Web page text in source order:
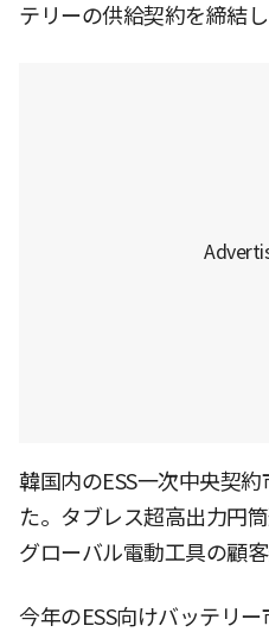
テリーの供給契約を締結し
韓国内のESS一次中央契
た。タブレス超高出力円
グローバル電動工具の顧
今年のESS向けバッテリ